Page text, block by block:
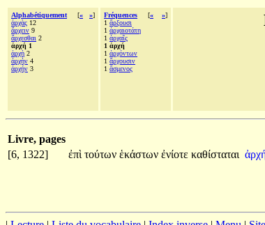
Alphabétiquement [« »]
ἀρχὰς 12
ἄρχειν 9
ἄρχεσθαι 2
ἀρχή 1
ἀρχὴ 2
ἀρχὴν 4
ἀρχήν 3
Fréquences [« »]
1 ἄρξουσι
1 ἀρχαιοτάτη
1 ἀρχαῖς
1 ἀρχή
1 ἀρχόντων
1 ἄρχουσιν
1 ἄσμενος
Livre, pages
[6, 1322]
ἐπὶ τούτων ἑκάστων ἐνίοτε καθίσταται